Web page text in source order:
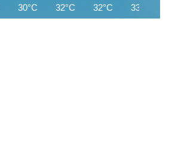
30°C 32°C 32°C 33°C